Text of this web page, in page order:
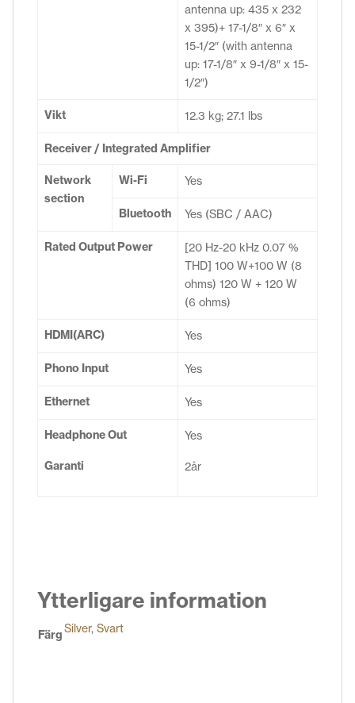
antenna up: 435 x 232
x 395)+ 17-1/8″ x 6″ x
15-1/2″ (with antenna
up: 17-1/8″ x 9-1/8″ x 15-
1/2″)
Vikt 12.3 kg; 27.1 lbs
Receiver / Integrated Amplifier
Network
section
Wi-Fi Yes
Bluetooth Yes (SBC / AAC)
Rated Output Power
[20 Hz-20 kHz 0.07 %
THD] 100 W+100 W (8
ohms) 120 W + 120 W
(6 ohms)
HDMI(ARC) Yes
Phono Input Yes
Ethernet Yes
Headphone Out
Garanti
Yes
2år
Ytterligare information
FärgSilver, Svart